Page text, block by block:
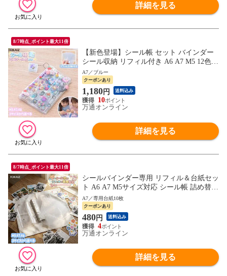
詳細を見る
8/7時点_ポイント最大11倍
【新色登場】シール帳 セット バインダー
シール収納 リフィル付き A6 A7 M5 12色
クリア シールバインダー 手帳 持ち運び ミ
ニサイズ 透明 推し活グッズ ステッカー 収
納ファイル
A7／ブルー
クーポンあり
1,180円 送料込み
10
万通オンライン
詳細を見る
8/7時点_ポイント最大11倍
シールバインダー専用 リフィル＆台紙セッ
ト A6 A7 M5サイズ対応 シール帳 詰め替え
用 収納ファイル 文具 ステッカー 整理
A7／専用台紙10枚
クーポンあり
480円 送料込み
4
万通オンライン
詳細を見る